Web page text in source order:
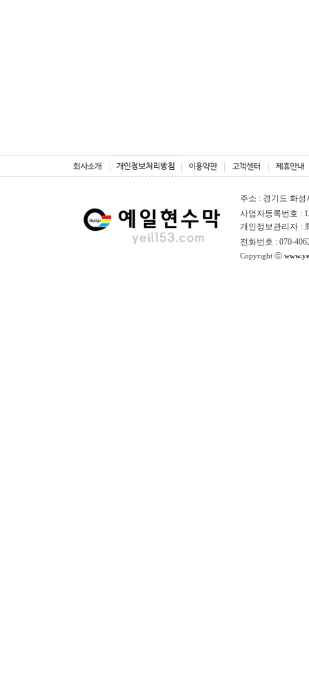
주소 : 경기도 화
사업자등록번호 :
개인정보관리자 :
전화번호 : 070-
Copyright ⓒ